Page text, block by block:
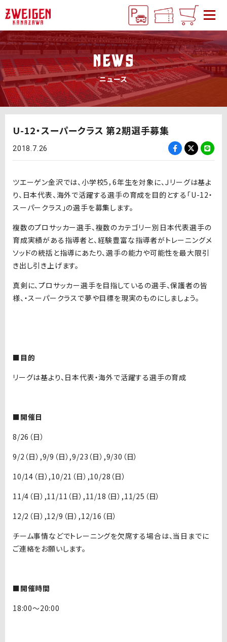
NEWS
ニュース
U-12・スーパークラス 第2期選手募集
2018.7.26
ツエーゲン金沢では、小学校5，6年生を対象に、Ｊリーグは基よ
り、日本代表、海外で活躍する選手の育成を目的とする「U-12・
スーパークラス」の選手を募集します。
複数のプロサッカー選手、複数のカテゴリー別日本代表選手の
育成実績がある指導者と、経験豊富な指導者がトレーニングメ
ソッドの統括と指導にあたり、選手の能力や可能性を最大限引
き出し引き上げます。
真剣に、プロサッカー選手を目指しているの選手、保護者の皆
様、・スーパークラスで夢や目標を現実のものにしましょう。
■目的
リーグは基より、日本代表・海外で活躍する選手の育成
■開催日
8/26（日）
9/2（日）,9/9（日）,9/23（日）,9/30（日）
10/14（日）,10/21（日）,10/28（日）
11/4（日）,11/11（日）,11/18（日）,11/25（日）
12/2（日）,12/9（日）,12/16（日）
チーム事情などでトレーニングを欠席する場合は、当日までに
ご連絡をお願いします。
■開催時間
18:00〜20:00